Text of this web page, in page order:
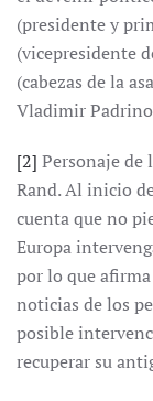
(presidente y
(vicepresidente
(cabezas de la
Vladimir
[2] Personaje de
Rand. Al inicio
cuenta que no
Europa
por lo que
noticias de los
posible
recuperar su